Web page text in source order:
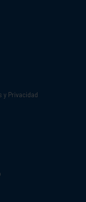
y Privacidad